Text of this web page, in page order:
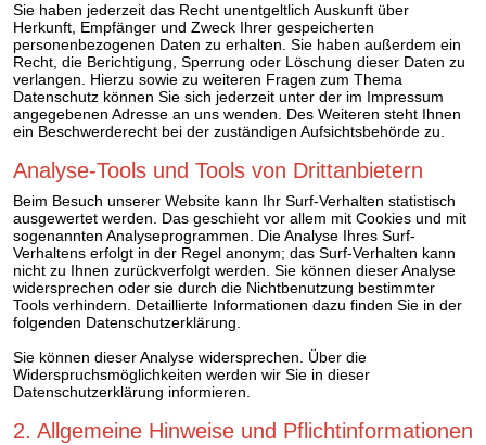
Sie haben jederzeit das Recht unentgeltlich Auskunft über
Herkunft, Empfänger und Zweck Ihrer gespeicherten
personenbezogenen Daten zu erhalten. Sie haben außerdem ein
Recht, die Berichtigung, Sperrung oder Löschung dieser Daten zu
verlangen. Hierzu sowie zu weiteren Fragen zum Thema
Datenschutz können Sie sich jederzeit unter der im Impressum
angegebenen Adresse an uns wenden. Des Weiteren steht Ihnen
ein Beschwerderecht bei der zuständigen Aufsichtsbehörde zu.
Analyse-Tools und Tools von Drittanbietern
Beim Besuch unserer Website kann Ihr Surf-Verhalten statistisch
ausgewertet werden. Das geschieht vor allem mit Cookies und mit
sogenannten Analyseprogrammen. Die Analyse Ihres Surf-
Verhaltens erfolgt in der Regel anonym; das Surf-Verhalten kann
nicht zu Ihnen zurückverfolgt werden. Sie können dieser Analyse
widersprechen oder sie durch die Nichtbenutzung bestimmter
Tools verhindern. Detaillierte Informationen dazu finden Sie in der
folgenden Datenschutzerklärung.
Sie können dieser Analyse widersprechen. Über die
Widerspruchsmöglichkeiten werden wir Sie in dieser
Datenschutzerklärung informieren.
2. Allgemeine Hinweise und Pflichtinformationen